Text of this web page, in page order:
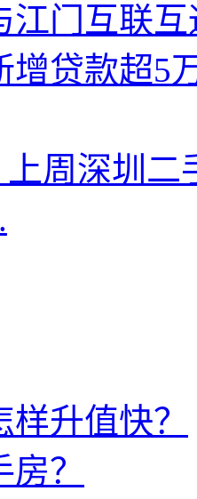
江门互联
增贷款超5
上周深圳二
升值快？
？